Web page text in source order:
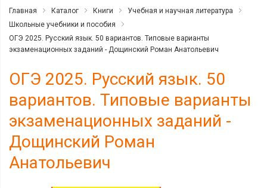
Главная Каталог Книги
Учебная и научная литература
Школьные учебники и пособия
ОГЭ 2025. Русский язык. 50 вариантов. Типовые варианты
экзаменационных заданий - Дощинский Роман Анатольевич
ОГЭ 2025. Русский язык. 50
вариантов. Типовые варианты
экзаменационных заданий -
Дощинский Роман
Анатольевич